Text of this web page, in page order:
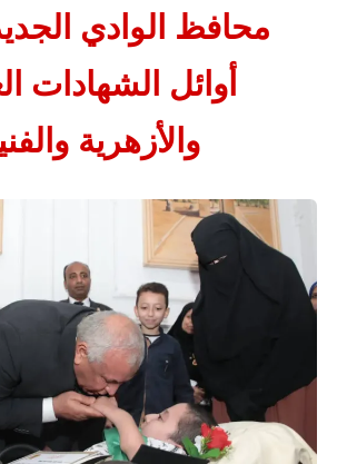
محافظ الوادي
أوائل الشهادات
والأزهرية